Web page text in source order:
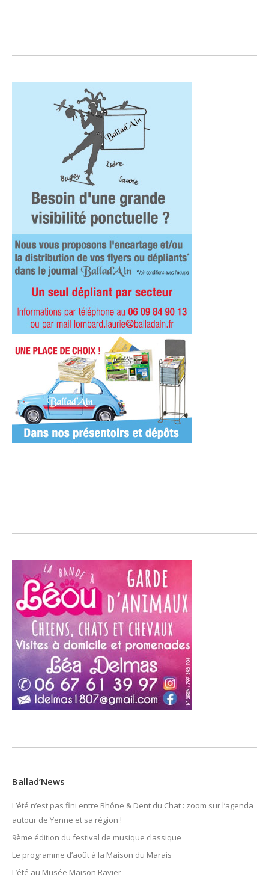
Ballad’News
L’été n’est pas fini entre Rhône & Dent du Chat : zoom sur l’agenda
autour de Yenne et sa région !
9ème édition du festival de musique classique
Le programme d’août à la Maison du Marais
L’été au Musée Maison Ravier